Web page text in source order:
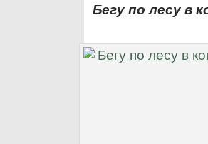
Бегу по лесу в